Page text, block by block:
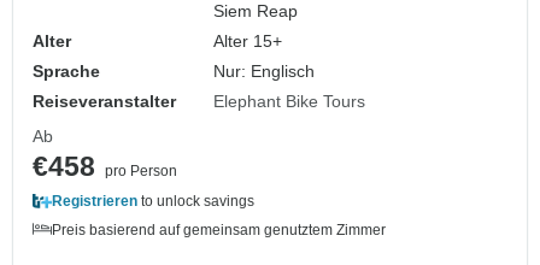
Siem Reap
Alter
Alter 15+
Sprache
Nur: Englisch
Reiseveranstalter
Elephant Bike Tours
Ab
€458
pro Person
Registrieren to unlock savings
Preis basierend auf gemeinsam genutztem Zimmer